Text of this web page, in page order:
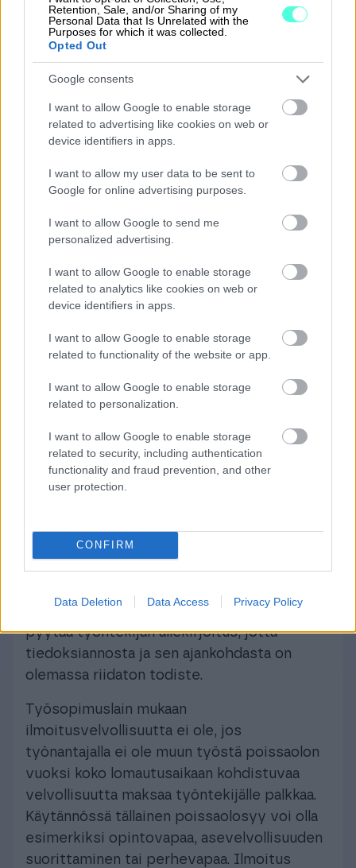
Retention, Sale, and/or Sharing of my
Personal Data that Is Unrelated with the
Purposes for which it was collected.
Opted Out
Google consents
I want to allow Google to enable storage
related to advertising like cookies on web or
device identifiers in apps.
I want to allow my user data to be sent to
Google for online advertising purposes.
I want to allow Google to send me
personalized advertising.
I want to allow Google to enable storage
related to analytics like cookies on web or
device identifiers in apps.
I want to allow Google to enable storage
related to functionality of the website or app.
I want to allow Google to enable storage
related to personalization.
I want to allow Google to enable storage
related to security, including authentication
functionality and fraud prevention, and other
user protection.
CONFIRM
Data Deletion Data Access Privacy Policy
Lomautusilmoitusaika:
Milloin lomautusilmoitus
on annettava?
Työsopimuslaissa määrätty
lomautusilmoitusaika on viimeistään 7 päivää
ennen lomautuksen alkamista.
työntekijälle henkilökohtaisesti, mutta jos
se ei ole mahdollista, myös kirjeellä tai
sallittua. Lomautusilmoitusaika on näissäkin
tilanteissa 7 päivää. Ilmoituksen on tällöin
oltava perillä 7 vuorokautta ennen
lomautuksen alkua.
Työehtosopimuksella on kuitenkin
voitu sopia 7 päivästä poikkeavasta
työnantajan on aina syytä katsoa
TES tarkasti läpi.
Lomautusilmoitukseen kannattaa aina
pyytää työntekijän allekirjoitus, jotta
tiedoksiannosta ja sen ajankohdasta on
olemassa riidaton todiste.
Työsopimuslain mukaan
ilmoitusvelvollisuutta ei ole, jos
työnantajalla ei ole muun työstä poissaolon
vuoksi koko lomautusaikaan kohdistuvaa
velvollisuutta maksaa työntekijälle palkkaa.
Käytännössä tällainen poissaolosyy voi olla
esimerkiksi opintovapaa, asevelvollisuuden
suorittaminen tai perhevapaa. Ilmoitus